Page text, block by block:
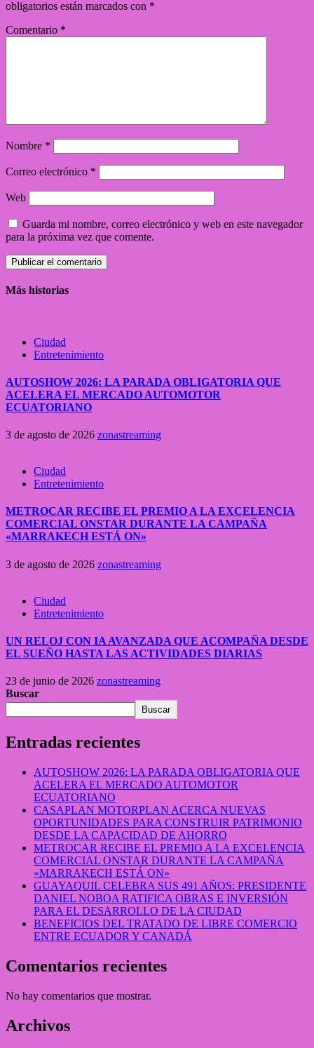
obligatorios están marcados con *
Comentario *
Nombre *
Correo electrónico *
Web
Guarda mi nombre, correo electrónico y web en este navegador
para la próxima vez que comente.
Más historias
Ciudad
Entretenimiento
AUTOSHOW 2026: LA PARADA OBLIGATORIA QUE
ACELERA EL MERCADO AUTOMOTOR
ECUATORIANO
3 de agosto de 2026 zonastreaming
Ciudad
Entretenimiento
METROCAR RECIBE EL PREMIO A LA EXCELENCIA
COMERCIAL ONSTAR DURANTE LA CAMPAÑA
«MARRAKECH ESTÁ ON»
3 de agosto de 2026 zonastreaming
Ciudad
Entretenimiento
UN RELOJ CON IA AVANZADA QUE ACOMPAÑA DESDE
EL SUEÑO HASTA LAS ACTIVIDADES DIARIAS
23 de junio de 2026 zonastreaming
Buscar
Buscar
Entradas recientes
AUTOSHOW 2026: LA PARADA OBLIGATORIA QUE
ACELERA EL MERCADO AUTOMOTOR
ECUATORIANO
CASAPLAN MOTORPLAN ACERCA NUEVAS
OPORTUNIDADES PARA CONSTRUIR PATRIMONIO
DESDE LA CAPACIDAD DE AHORRO
METROCAR RECIBE EL PREMIO A LA EXCELENCIA
COMERCIAL ONSTAR DURANTE LA CAMPAÑA
«MARRAKECH ESTÁ ON»
GUAYAQUIL CELEBRA SUS 491 AÑOS: PRESIDENTE
DANIEL NOBOA RATIFICA OBRAS E INVERSIÓN
PARA EL DESARROLLO DE LA CIUDAD
BENEFICIOS DEL TRATADO DE LIBRE COMERCIO
ENTRE ECUADOR Y CANADÁ
Comentarios recientes
No hay comentarios que mostrar.
Archivos